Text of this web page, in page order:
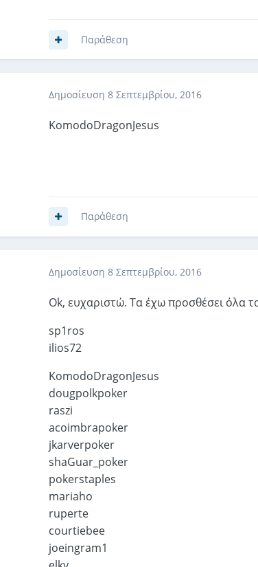
Παράθεση
Δημοσίευση 8 Σεπτεμβρίου, 2016
KomodoDragonJesus
Παράθεση
Δημοσίευση 8 Σεπτεμβρίου, 2016
Ok, ευχαριστώ. Τα έχω προσθέσει όλα
sp1ros
ilios72
KomodoDragonJesus
dougpolkpoker
raszi
acoimbrapoker
jkarverpoker
shaGuar_poker
pokerstaples
mariaho
ruperte
courtiebee
joeingram1